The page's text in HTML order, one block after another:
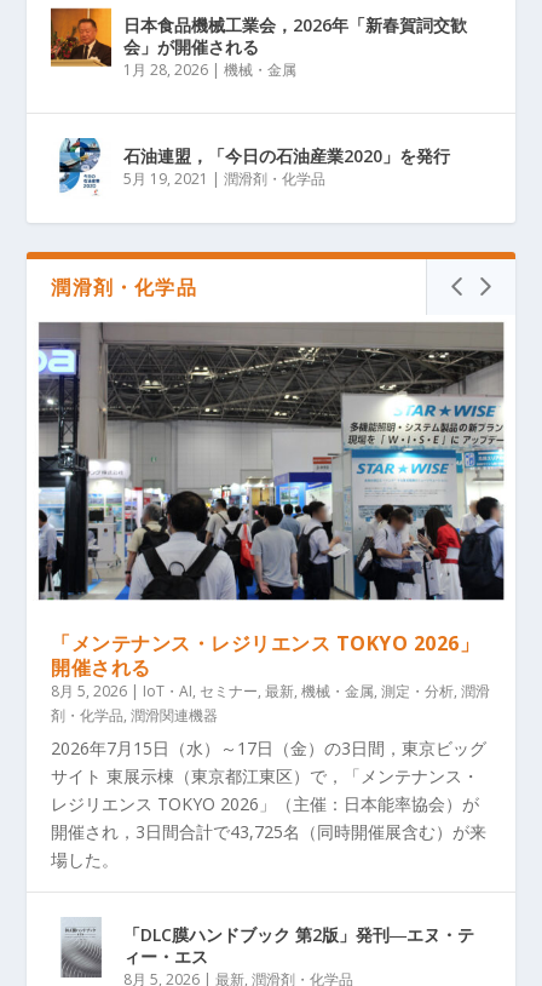
日本食品機械工業会，2026年「新春賀詞交歓
会」が開催される
1月 28, 2026 |機械・金属
石油連盟，「今日の石油産業2020」を発行
5月 19, 2021 |潤滑剤・化学品
潤滑剤・化学品
「メンテナンス・レジリエンス TOKYO 2026」
開催される
8月 5, 2026 | IoT・AI, セミナー,最新,機械・金属,測定・分析,潤滑
剤・化学品,潤滑関連機器
2026年7月15日（水）～17日（金）の3日間，東京ビッグ
サイト 東展示棟（東京都江東区）で，「メンテナンス・
レジリエンス TOKYO 2026」（主催：日本能率協会）が
開催され，3日間合計で43,725名（同時開催展含む）が来
場した。
「DLC膜ハンドブック 第2版」発刊―エヌ・テ
ィー・エス
8月 5, 2026 |最新,潤滑剤・化学品